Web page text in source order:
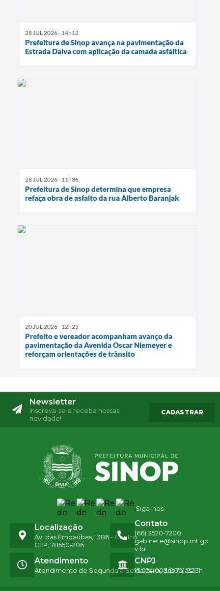
28 JUL 2026 - 14h12
Prefeitura de Sinop avança na pavimentação da
Estrada Dalva com aplicação da camada asfáltica
28 JUL 2026 - 11h36
Prefeitura de Sinop determina que empresa
refaça obra de asfalto da rua Alberto Baranjak
20 JUL 2026 - 12h25
Prefeito e vereador acompanham avanço da
pavimentação da Avenida Oscar Niemeyer e
reforçam orientações de trânsito
Newsletter
Inscreva-se e receba nossas
novidade!
CADASTRAR
Siga-nos
Localização
Av. das Embaúbas, 1386 - Centro
CEP: 78550-206
Contato
(66) 3520-7200
gabinete@sinop.mt.go
v.br
Atendimento
Atendimento de Segunda a Sexta-feira, das 7h às 13h
CNPJ
15.024.003/0001-32